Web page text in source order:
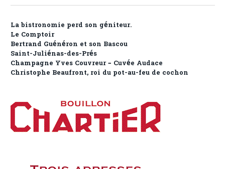
La bistronomie perd son géniteur.
Le Comptoir
Bertrand Guénéron et son Bascou
Saint-Juliénas-des-Prés
Champagne Yves Couvreur – Cuvée Audace
Christophe Beaufront, roi du pot-au-feu de cochon